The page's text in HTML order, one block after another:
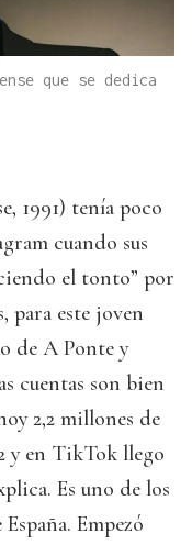
que se dedica
1991) tenía poco
cuando sus
el tonto” por
para este joven
de A Ponte y
cuentas son bien
2,2 millones de
y en TikTok llego
Es uno de los
Empezó